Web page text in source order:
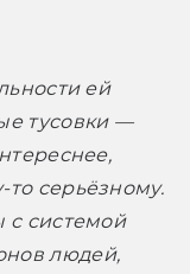
ей
тусовки —
то серьёзному.
с системой
людей,